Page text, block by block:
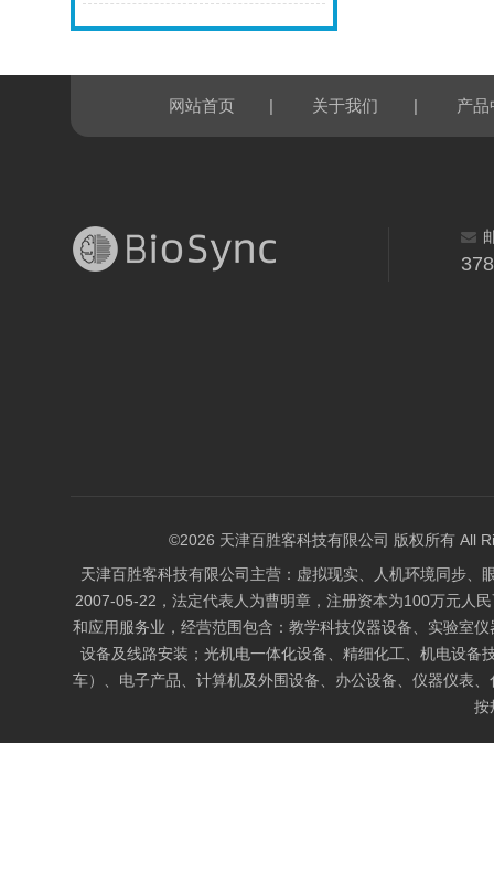
网站首页 | 关于我们 | 产品
©2026 天津百胜客科技有限公司 版权所有 All
天津百胜客科技有限公司主营：虚拟现实、人机环境同步
2007-05-22，法定代表人为曹明章，注册资本为100万元人
和应用服务业，经营范围包含：教学科技仪器设备、实验室
设备及线路安装；光机电一体化设备、精细化工、机电设
车）、电子产品、计算机及外围设备、办公设备、仪器仪表
按